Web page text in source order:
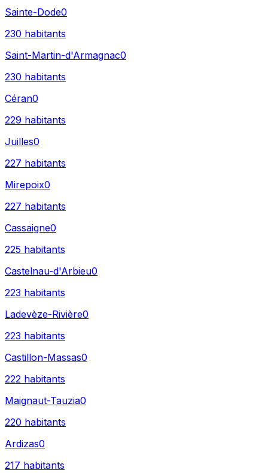
Sainte-Dode0
230 habitants
Saint-Martin-d'Armagnac0
230 habitants
Céran0
229 habitants
Juilles0
227 habitants
Mirepoix0
227 habitants
Cassaigne0
225 habitants
Castelnau-d'Arbieu0
223 habitants
Ladevèze-Rivière0
223 habitants
Castillon-Massas0
222 habitants
Maignaut-Tauzia0
220 habitants
Ardizas0
217 habitants